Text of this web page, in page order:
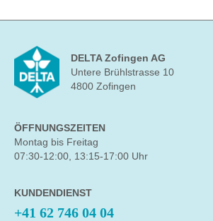
DELTA Zofingen AG
Untere Brühlstrasse 10
4800 Zofingen
ÖFFNUNGSZEITEN
Montag bis Freitag
07:30-12:00, 13:15-17:00 Uhr
KUNDENDIENST
+41 62 746 04 04